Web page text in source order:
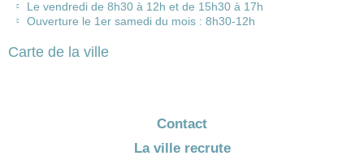
Le vendredi de 8h30 à 12h et de 15h30 à 17h
Ouverture le 1er samedi du mois : 8h30-12h
Carte de la ville
Contact
La ville recrute